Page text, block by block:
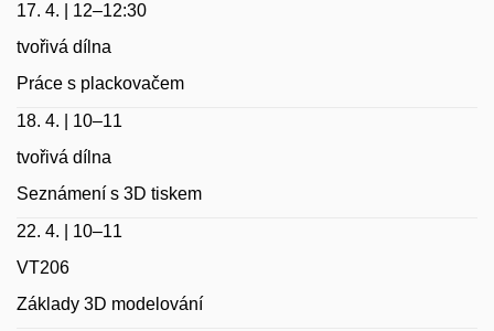
17. 4. | 12–12:30
tvořivá dílna
Práce s plackovačem
18. 4. | 10–11
tvořivá dílna
Seznámení s 3D tiskem
22. 4. | 10–11
VT206
Základy 3D modelování